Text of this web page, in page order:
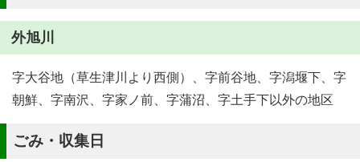
外旭川
字大谷地（草生津川より西側）、字前谷地、字潟堰下、字
朝鮮、字南沢、字家ノ前、字蒲沼、字土手下以外の地区
ごみ・収集日